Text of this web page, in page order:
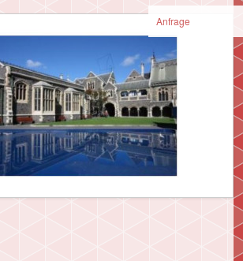
Anfrage